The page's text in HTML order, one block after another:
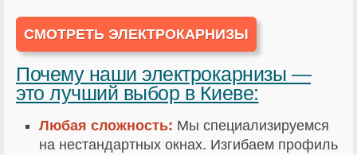
СМОТРЕТЬ ЭЛЕКТРОКАРНИЗЫ
Почему наши электрокарнизы —
это лучший выбор в Киеве:
Любая сложность: Мы специализируемся
на нестандартных окнах. Изгибаем профиль